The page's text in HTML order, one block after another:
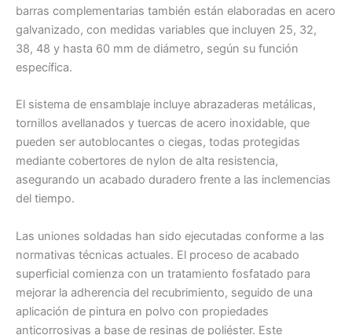
barras complementarias también están elaboradas en acero
galvanizado, con medidas variables que incluyen 25, 32,
38, 48 y hasta 60 mm de diámetro, según su función
específica.
El sistema de ensamblaje incluye abrazaderas metálicas,
tornillos avellanados y tuercas de acero inoxidable, que
pueden ser autoblocantes o ciegas, todas protegidas
mediante cobertores de nylon de alta resistencia,
asegurando un acabado duradero frente a las inclemencias
del tiempo.
Las uniones soldadas han sido ejecutadas conforme a las
normativas técnicas actuales. El proceso de acabado
superficial comienza con un tratamiento fosfatado para
mejorar la adherencia del recubrimiento, seguido de una
aplicación de pintura en polvo con propiedades
anticorrosivas a base de resinas de poliéster. Este